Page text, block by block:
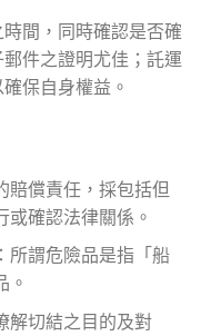
時間，同時確認是否確
件之證明尤佳；託運
保自身權益。
賠償責任，採包括但
或確認法律關係。
所謂危險品是指「船
。
解切結之目的及對